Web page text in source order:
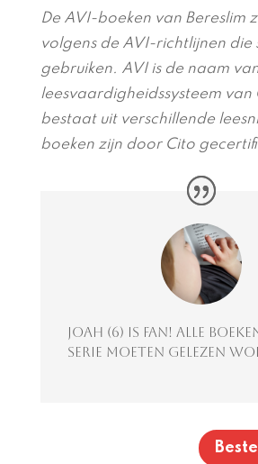
De AVI-boeken van Bereslim
volgens de AVI-richtlijnen die
gebruiken. AVI is de naam
leesvaardigheidssysteem van
bestaat uit verschillende
boeken zijn door Cito
Joah (6) is fan! Alle
serie moeten gelezen